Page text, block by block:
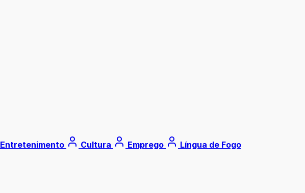
Entretenimento Cultura Emprego Língua de Fogo